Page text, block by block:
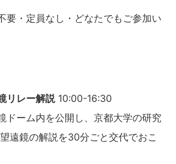
要・定員なし・どなたでもご参加い
リレー解説10:00-16:30
ドーム内を公開し、京都大学の研究
遠鏡の解説を30分ごと交代でおこ